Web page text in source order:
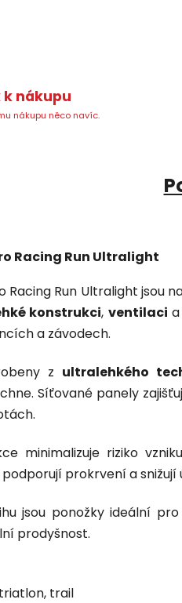
k nákupu
nákupu něco navíc.
Racing Run Ultralight
Racing Run Ultralight jsou
konstrukci, ventilaci a
a závodech.
z ultralehkého
Síťované panely
minimalizuje riziko
podporují prokrvení a snižují
jsou ponožky ideální
prodyšnost.
trail